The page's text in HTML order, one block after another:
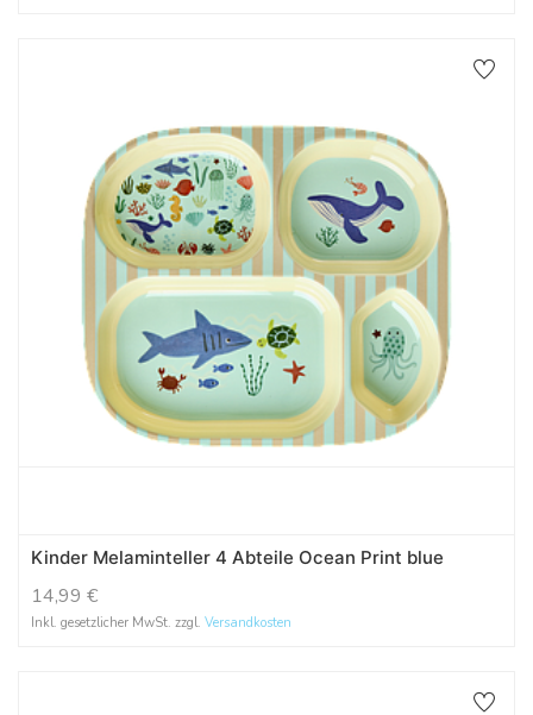
Kinder Melaminteller 4 Abteile Ocean Print blue
14,99 €
Inkl. gesetzlicher MwSt. zzgl. Versandkosten